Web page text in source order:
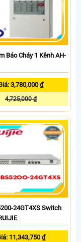
Báo Cháy 1 Kênh AH-
3,780,000 ₫
4,725,000 ₫
24GT4XS Switch
11,343,750 ₫